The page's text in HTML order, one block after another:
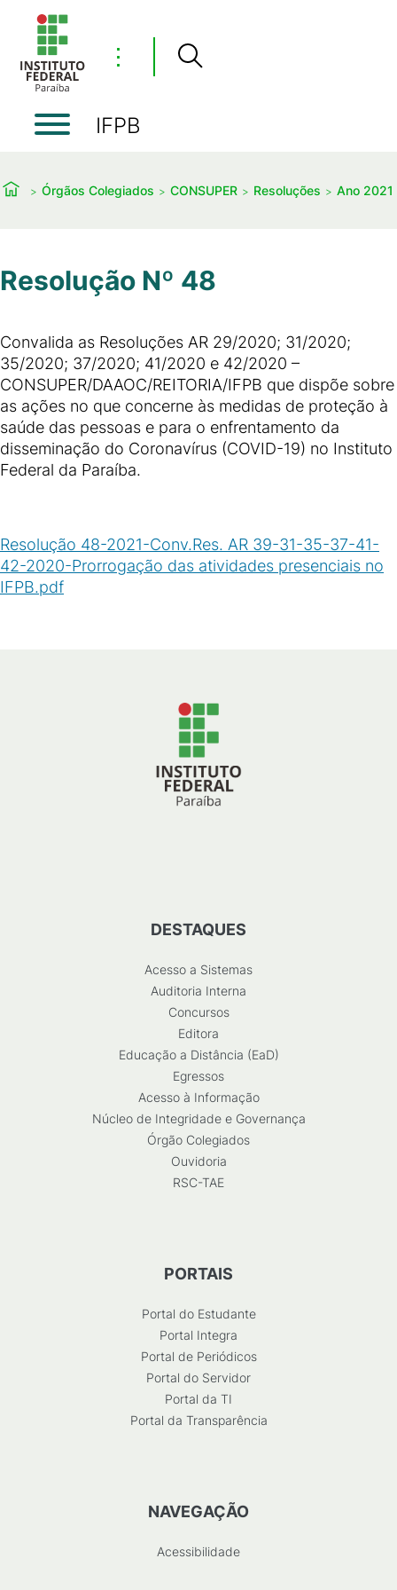
⋮
IFPB
Órgãos Colegiados CONSUPER Resoluções Ano 2021
Resolução Nº 48
Convalida as Resoluções AR 29/2020; 31/2020;
35/2020; 37/2020; 41/2020 e 42/2020 –
CONSUPER/DAAOC/REITORIA/IFPB que dispõe sobre
as ações no que concerne às medidas de proteção à
saúde das pessoas e para o enfrentamento da
disseminação do Coronavírus (COVID-19) no Instituto
Federal da Paraíba.
Resolução 48-2021-Conv.Res. AR 39-31-35-37-41-
42-2020-Prorrogação das atividades presenciais no
IFPB.pdf
DESTAQUES
Acesso a Sistemas
Auditoria Interna
Concursos
Editora
Educação a Distância (EaD)
Egressos
Acesso à Informação
Núcleo de Integridade e Governança
Órgão Colegiados
Ouvidoria
RSC-TAE
PORTAIS
Portal do Estudante
Portal Integra
Portal de Periódicos
Portal do Servidor
Portal da TI
Portal da Transparência
NAVEGAÇÃO
Acessibilidade